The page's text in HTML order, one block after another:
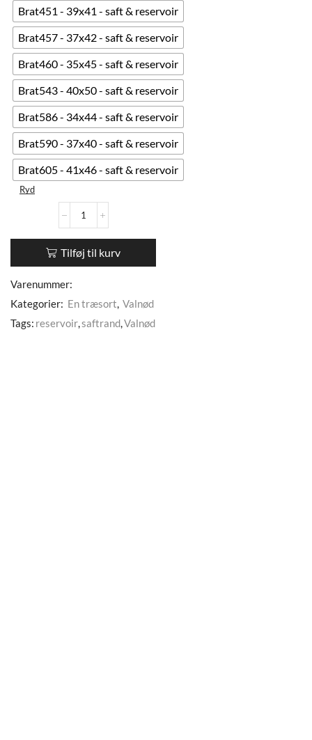
Brat451 - 39x41 - saft & reservoir
Brat457 - 37x42 - saft & reservoir
Brat460 - 35x45 - saft & reservoir
Brat543 - 40x50 - saft & reservoir
Brat586 - 34x44 - saft & reservoir
Brat590 - 37x40 - saft & reservoir
Brat605 - 41x46 - saft & reservoir
Ryd
Tilføj til kurv
Varenummer:
Kategorier: En træsort, Valnød
Tags: reservoir,saftrand,Valnød